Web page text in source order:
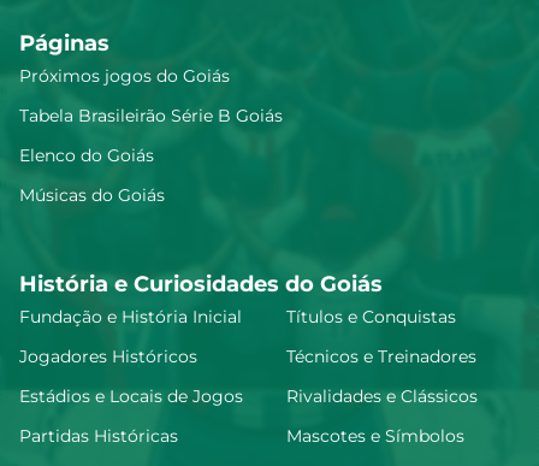
Páginas
Próximos jogos do Goiás
Tabela Brasileirão Série B Goiás
Elenco do Goiás
Músicas do Goiás
História e Curiosidades do Goiás
Fundação e História Inicial
Títulos e Conquistas
Jogadores Históricos
Técnicos e Treinadores
Estádios e Locais de Jogos
Rivalidades e Clássicos
Partidas Históricas
Mascotes e Símbolos